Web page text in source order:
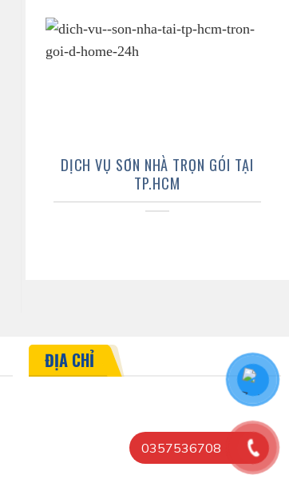
DỊCH VỤ SƠN NHÀ TRỌN GÓI TẠI
TP.HCM
ĐỊA CHỈ
0357536708